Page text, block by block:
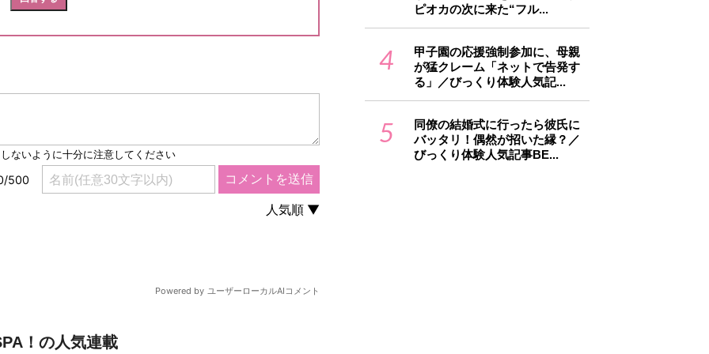
！の人気連載
ピオカの次に来た“フル...
4
甲子園の応援強制参加に、母親
が猛クレーム「ネットで告発す
る」／びっくり体験人気記...
5
同僚の結婚式に行ったら彼氏に
バッタリ！偶然が招いた縁？／
びっくり体験人気記事BE...